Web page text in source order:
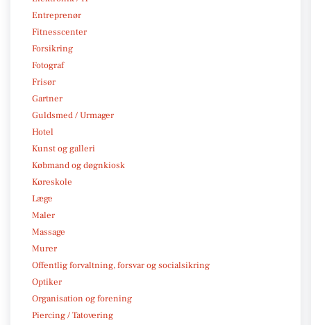
Entreprenør
Fitnesscenter
Forsikring
Fotograf
Frisør
Gartner
Guldsmed / Urmager
Hotel
Kunst og galleri
Købmand og døgnkiosk
Køreskole
Læge
Maler
Massage
Murer
Offentlig forvaltning, forsvar og socialsikring
Optiker
Organisation og forening
Piercing / Tatovering